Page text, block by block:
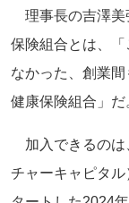
理事長の吉澤美
保険組合とは、
なかった、創業
健康保険組合」だ
加入できるのは
チャーキャピタ